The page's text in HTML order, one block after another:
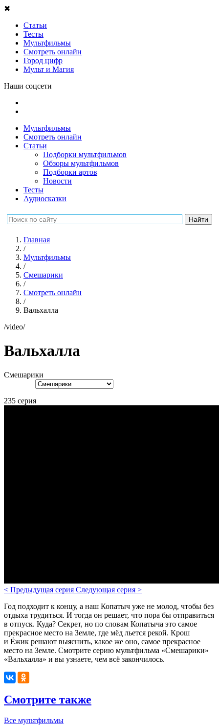
✖
Статьи
Тесты
Мультфильмы
Смотреть онлайн
Город цифр
Мульт и Магия
Наши соцсети
Мультфильмы
Смотреть онлайн
Статьи
Подборки мультфильмов
Обзоры мультфильмов
Подборки артов
Новости
Тесты
Аудиосказки
Главная
/
Мультфильмы
/
Смешарики
/
Смотреть онлайн
/
Вальхалла
/video/
Вальхалла
Смешарики
235 серия
< Предыдущая серия Следующая серия >
Год подходит к концу, а наш Копатыч уже не молод, чтобы без
отдыха трудиться. И тогда он решает, что пора бы отправиться
в отпуск. Куда? Секрет, но по словам Копатыча это самое
прекрасное место на Земле, где мёд льется рекой. Крош
и Ёжик решают выяснить, какое же оно, самое прекрасное
место на Земле. Смотрите серию мультфильма «Смешарики»
«Вальхалла» и вы узнаете, чем всё закончилось.
Смотрите также
Все мультфильмы